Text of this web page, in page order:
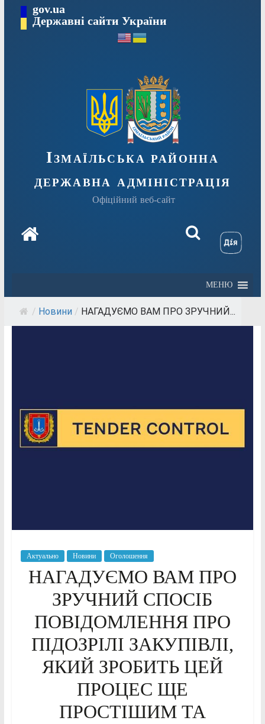
вмісту
gov.ua
Державні сайти України
Ізмаїльська районна
державна адміністрація
Офіційний веб-сайт
МЕНЮ
/ Новини / НАГАДУЄМО ВАМ ПРО ЗРУЧНИЙ...
Актуально Новини Оголошення
НАГАДУЄМО ВАМ ПРО
ЗРУЧНИЙ СПОСІБ
ПОВІДОМЛЕННЯ ПРО
ПІДОЗРІЛІ ЗАКУПІВЛІ,
ЯКИЙ ЗРОБИТЬ ЦЕЙ
ПРОЦЕС ЩЕ
ПРОСТІШИМ ТА